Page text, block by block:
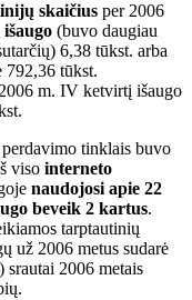
skaičius per 2006
išaugo (buvo daugiau
6,38 tūkst. arba
792,36 tūkst.
m. IV ketvirtį išaugo
tinklais buvo
viso interneto
naudojosi apie 22
beveik 2 kartus.
tarptautinių
už 2006 metus sudarė
2006 metais